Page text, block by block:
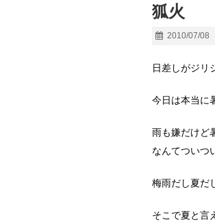
狐火
2010/07/08
日差しがジリ
今日は本当に
雨も嫌だけ
なんてついつ
梅雨だし夏だ
そこで夏と言